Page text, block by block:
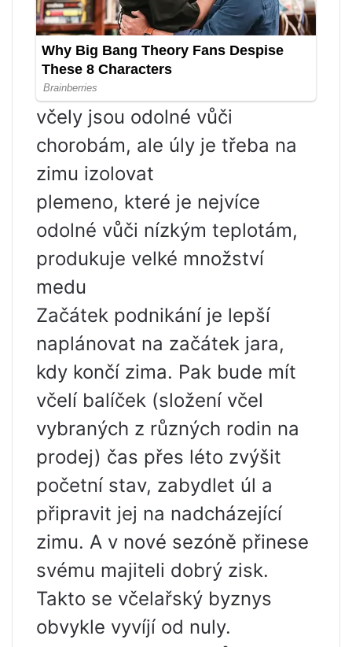
včely jsou odolné vůči
chorobám, ale úly je třeba na
zimu izolovat
plemeno, které je nejvíce
odolné vůči nízkým teplotám,
produkuje velké množství
medu
Začátek podnikání je lepší
naplánovat na začátek jara,
kdy končí zima. Pak bude mít
včelí balíček (složení včel
vybraných z různých rodin na
prodej) čas přes léto zvýšit
početní stav, zabydlet úl a
připravit jej na nadcházející
zimu. A v nové sezóně přinese
svému majiteli dobrý zisk.
Takto se včelařský byznys
obvykle vyvíjí od nuly.